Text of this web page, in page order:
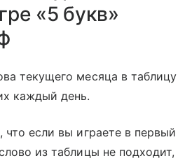
«5 букв»
текущего месяца в таблицу
каждый день.
что если вы играете в первый
из таблицы не подходит,